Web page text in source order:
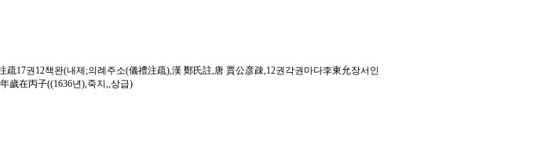
疏17권12책완(내제;의례주소(儀禮注疏),漢 鄭氏註,唐 賈公彦疎,12권각권마다李東允장서인
歲在丙子((1636년),죽지,,상급)